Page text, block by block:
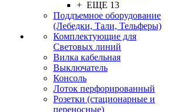
+ ЕЩЕ 13
Поддъемное оборудование
(Лебедки, Тали, Тельферы)
Комплектующие для
Световых линий
Вилка кабельная
Выключатель
Консоль
Лоток перфорированный
Розетки (стационарные и
переносные)